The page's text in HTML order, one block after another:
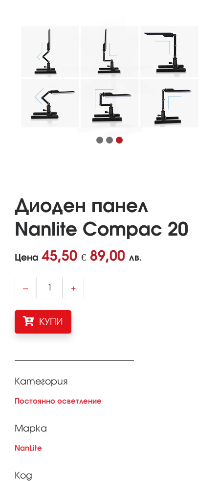
Диоден панел
Nanlite Compac 20
Цена 45,50 € 89,00 лв.
– +
КУПИ
Категория
Постоянно осветление
Марка
NanLite
Код